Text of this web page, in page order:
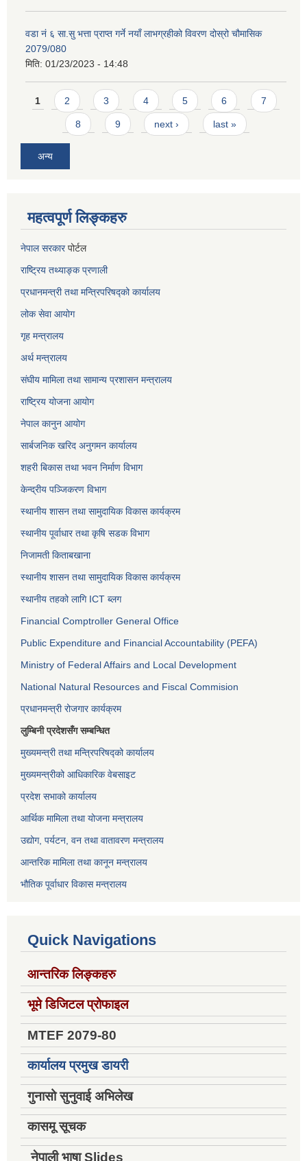
वडा नं ६ सा.सु भत्ता प्राप्त गर्ने नयाँ लाभग्रहीको विवरण दोस्रो चौमासिक
2079/080
मिति: 01/23/2023 - 14:48
Pages
1 2 3 4 5 6 7
8 9 next › last »
अन्य
महत्वपूर्ण लिङ्कहरु
नेपाल सरकारपोर्टल
राष्ट्रिय तथ्याङ्क प्रणाली
प्रधानमन्त्री तथा मन्त्रिपरिषद्को कार्यालय
लोक सेवाआयोग
गृह मन्त्रालय
अर्थ मन्त्रालय
संघीय मामिला तथा सामान्य प्रशासन मन्त्रालय
राष्ट्रिय योजना आयोग
नेपाल कानुन आयोग
सार्बजनिक खरिद अनुगमन कार्यालय
शहरी बिकास तथा भवन निर्माण विभाग
केन्द्रीय पञ्जिकरण विभाग
स्थानीय शासन तथा सामुदायिक विकास कार्यक्रम
स्थानीय पूर्वाधार तथा कृषि सडक विभाग
निजामती किताबखाना
स्थानीय शासन तथा सामुदायिक विकास कार्यक्रम
स्थानीय तहको लागि ICT ब्लग
Financial Comptroller General Office
Public Expenditure and Financial Accountability (PEFA)
Ministry of Federal Affairs and Local Development
National Natural Resources and Fiscal Commision
प्रधानमन्त्री रोजगार कार्यक्रम
लुम्बिनी प्रदेशसँग सम्बन्धित
मुख्यमन्त्री तथा मन्त्रिपरिषद्को कार्यालय
मुख्यमन्त्रीको आधिकारिक वेबसाइट
प्रदेश सभाको कार्यालय
आर्थिक मामिला तथा योजना मन्त्रालय
उद्योग, पर्यटन, वन तथा वातावरण मन्त्रालय
आन्तरिक मामिला तथा कानून मन्त्रालय
भौतिक पूर्वाधार विकास मन्त्रालय
Quick Navigations
आन्तरिक लिङ्कहरु
भूमे डिजिटल प्रोफाइल
MTEF 2079-80
कार्यालय प्रमुख डायरी
गुनासो सुनुवाई अभिलेख
कासमू सूचक
नेपाली भाषा Slides